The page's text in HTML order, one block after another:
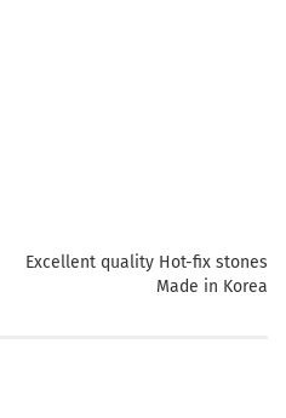
Excellent quality Hot-fix stones
Made in Korea